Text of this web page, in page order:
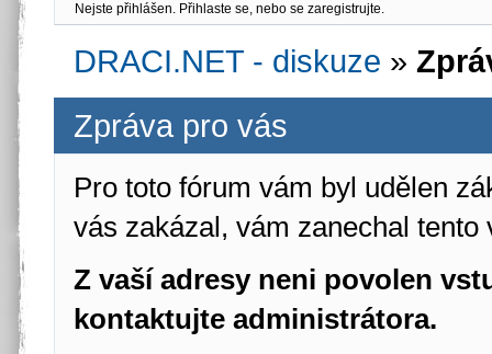
Nejste přihlášen. Přihlaste se, nebo se zaregistrujte.
DRACI.NET - diskuze »
Zpráva pro vás
Pro toto fórum vám byl udělen
vás zakázal, vám zanechal tento
Z vaší adresy neni povolen
kontaktujte administrátora.